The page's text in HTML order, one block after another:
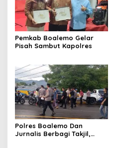
Pemkab Boalemo Gelar
Pisah Sambut Kapolres
Polres Boalemo Dan
Jurnalis Berbagi Takjil,